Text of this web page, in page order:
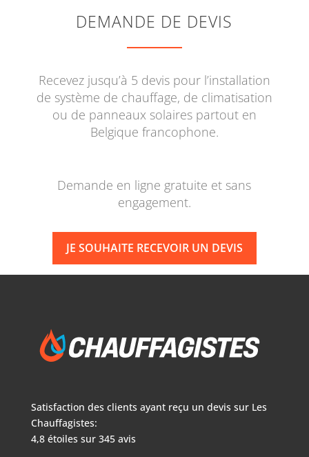
DEMANDE DE DEVIS
Recevez jusqu’à 5 devis pour l’installation
de système de chauffage, de climatisation
ou de panneaux solaires partout en
Belgique francophone.
Demande en ligne gratuite et sans
engagement.
JE SOUHAITE RECEVOIR UN DEVIS
Satisfaction des clients ayant reçu un devis sur Les
Chauffagistes:
4,8étoiles sur 345avis